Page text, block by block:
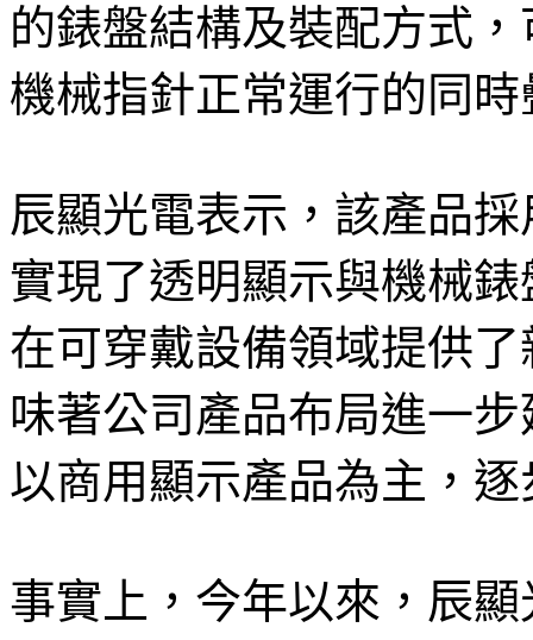
的錶盤結構及裝配方式
機械指針正常運行的同
辰顯光電表示，該產品
實現了透明顯示與機械
在可穿戴設備領域提供
味著公司產品布局進一
以商用顯示產品為主，
事實上，今年以來，辰